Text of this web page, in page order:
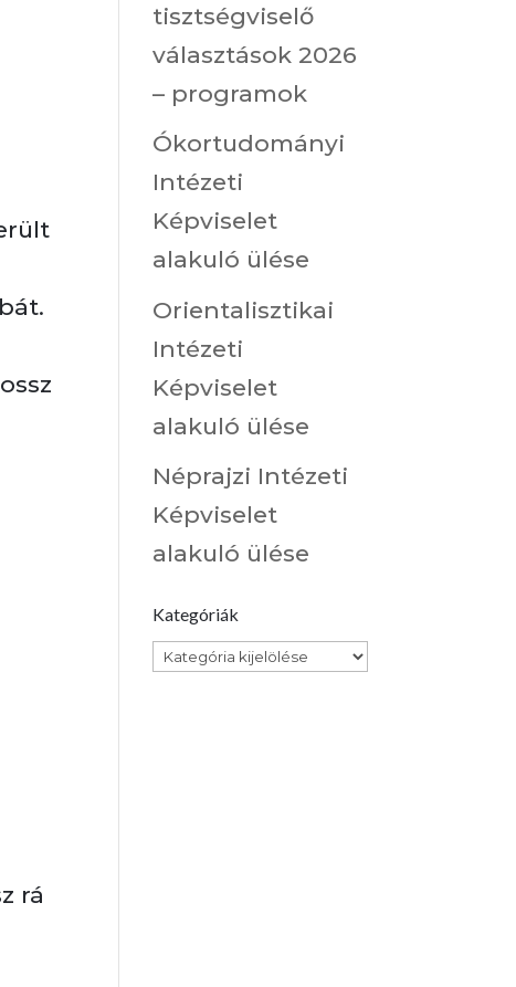
rá
tisztségviselő
választások 2026
– programok
Ókortudományi
Intézeti
Képviselet
alakuló ülése
Orientalisztikai
Intézeti
Képviselet
alakuló ülése
Néprajzi Intézeti
Képviselet
alakuló ülése
Kategóriák
Kategóriák